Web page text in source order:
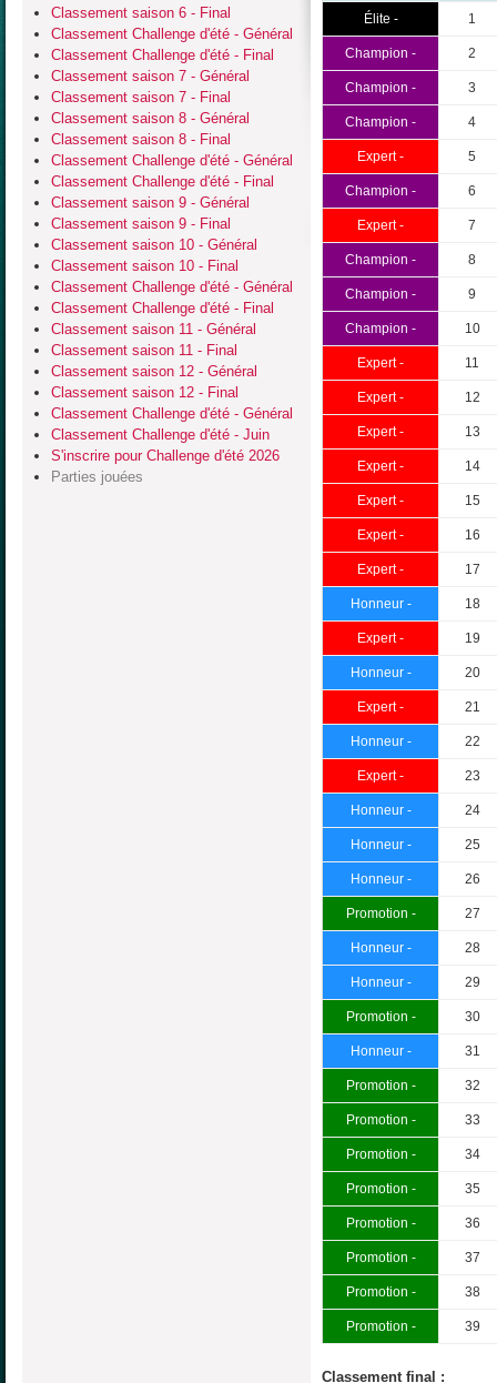
Classement saison 6 - Final
Classement Challenge d'été - Général
Classement Challenge d'été - Final
Classement saison 7 - Général
Classement saison 7 - Final
Classement saison 8 - Général
Classement saison 8 - Final
Classement Challenge d'été - Général
Classement Challenge d'été - Final
Classement saison 9 - Général
Classement saison 9 - Final
Classement saison 10 - Général
Classement saison 10 - Final
Classement Challenge d'été - Général
Classement Challenge d'été - Final
Classement saison 11 - Général
Classement saison 11 - Final
Classement saison 12 - Général
Classement saison 12 - Final
Classement Challenge d'été - Général
Classement Challenge d'été - Juin
S'inscrire pour Challenge d'été 2026
Parties jouées
Élite - 1
Champion - 2
Champion - 3
Champion - 4
Expert - 5
Champion - 6
Expert - 7
Champion - 8
Champion - 9
Champion - 10
Expert - 11
Expert - 12
Expert - 13
Expert - 14
Expert - 15
Expert - 16
Expert - 17
Honneur - 18
Expert - 19
Honneur - 20
Expert - 21
Honneur - 22
Expert - 23
Honneur - 24
Honneur - 25
Honneur - 26
Promotion - 27
Honneur - 28
Honneur - 29
Promotion - 30
Honneur - 31
Promotion - 32
Promotion - 33
Promotion - 34
Promotion - 35
Promotion - 36
Promotion - 37
Promotion - 38
Promotion - 39
Classement final :